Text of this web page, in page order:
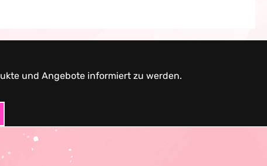
und Angebote informiert zu werden.